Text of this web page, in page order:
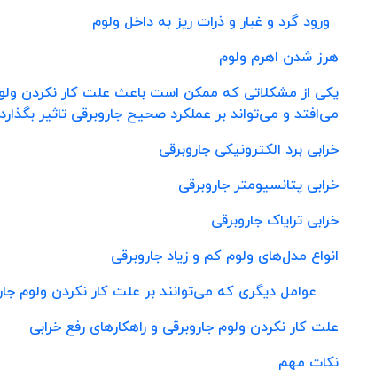
ورود گرد و غبار و ذرات ریز به داخل ولوم
هرز شدن اهرم ولوم
یکی از مشکلاتی که ممکن است باعث علت کار نکردن
می‌افتد و می‌تواند بر عملکرد صحیح جاروبرقی تاثیر
خرابی برد الکترونیکی جاروبرقی
خرابی پتانسیومتر جاروبرقی
خرابی ترایاک جاروبرقی
انواع مدل‌های ولوم کم و زیاد جاروبرقی
عوامل دیگری که می‌توانند بر علت کار نکردن ولوم
علت کار نکردن ولوم جاروبرقی و راهکارهای رفع خرابی
نکات مهم